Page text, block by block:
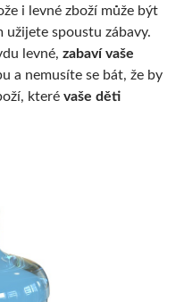
i levné zboží může být
spoustu zábavy.
levné, zabaví vaše
a nemusíte se bát, že by
které vaše děti